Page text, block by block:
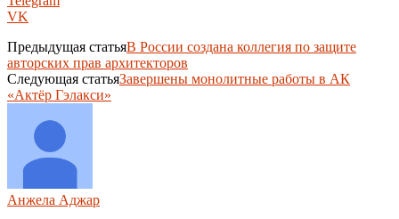
VK
Предыдущая статьяВ России создана коллегия по защите
авторских прав архитекторов
Следующая статьяЗавершены монолитные работы в АК
«Актёр Гэлакси»
Анжела Аджар